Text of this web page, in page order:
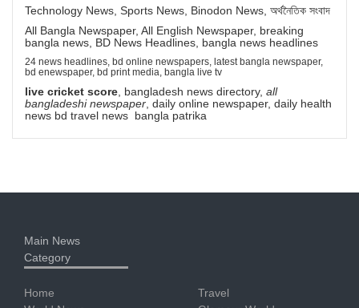
Technology News, Sports News, Binodon News, অর্থনৈতিক সংবাদ
All Bangla Newspaper, All English Newspaper, breaking
bangla news, BD News Headlines, bangla news headlines
24 news headlines, bd online newspapers, latest bangla newspaper,
bd enewspaper, bd print media, bangla live tv
live cricket score , bangladesh news directory, all
bangladeshi newspaper , daily online newspaper, daily health
news bd travel news bangla patrika
Main News
Category
Home
Travel